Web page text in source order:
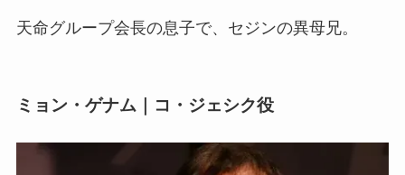
天命グループ会長の息子で、セジンの異母兄。
ミョン・ゲナム｜コ・ジェシク役